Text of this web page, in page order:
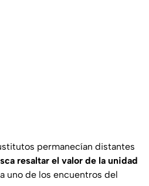
permanecían distantes
resaltar el valor de la unidad
uno de los encuentros del